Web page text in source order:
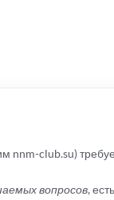
nnm-club.su)
вопросов, есть